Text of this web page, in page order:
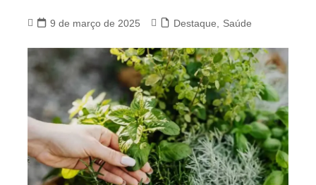
9 de março de 2025 Destaque Saúde